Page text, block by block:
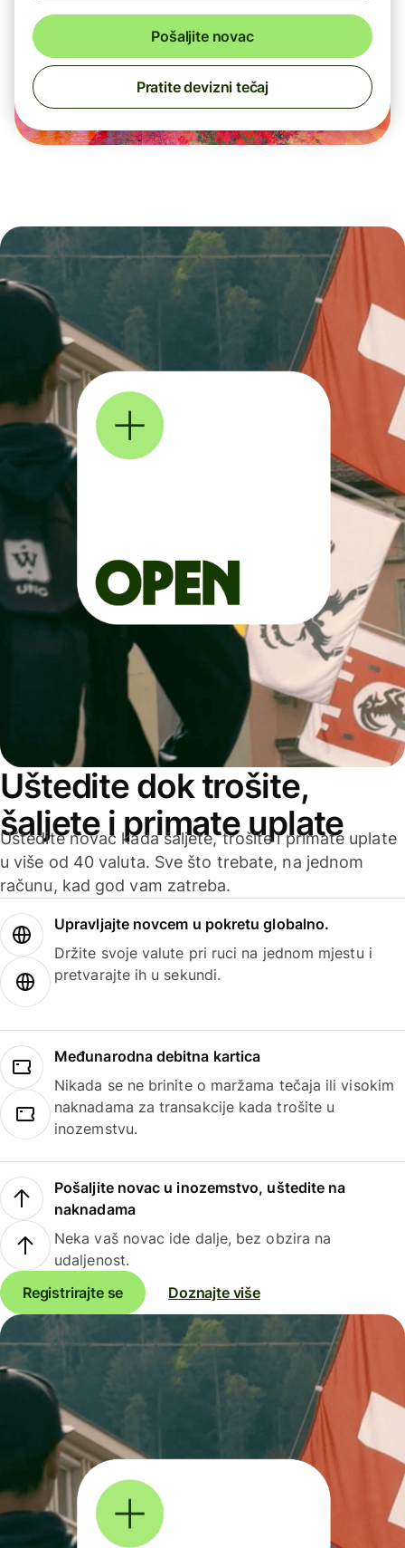
Pošaljite novac
Pratite devizni tečaj
Uštedite dok trošite,
šaljete i primate uplate
Uštedite novac kada šaljete, trošite i primate uplate
u više od 40 valuta. Sve što trebate, na jednom
računu, kad god vam zatreba.
Upravljajte novcem u pokretu globalno.
Držite svoje valute pri ruci na jednom mjestu i
pretvarajte ih u sekundi.
Međunarodna debitna kartica
Nikada se ne brinite o maržama tečaja ili visokim
naknadama za transakcije kada trošite u
inozemstvu.
Pošaljite novac u inozemstvo, uštedite na
naknadama
Neka vaš novac ide dalje, bez obzira na
udaljenost.
Registrirajte se
Doznajte više